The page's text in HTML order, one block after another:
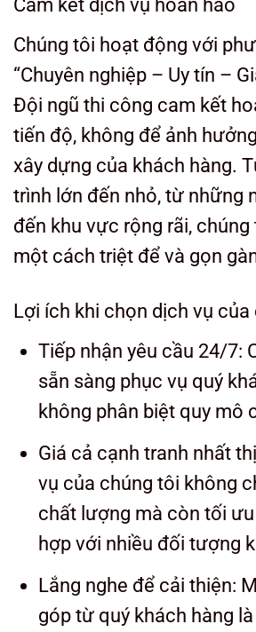
Cam kết dịch vụ hoàn hảo
Chúng tôi hoạt động với
“Chuyên nghiệp – Uy tín –
Đội ngũ thi công cam kết
tiến độ, không để ảnh
xây dựng của khách hàng.
trình lớn đến nhỏ, từ những
đến khu vực rộng rãi,
một cách triệt để và gọn
Lợi ích khi chọn dịch vụ của
Tiếp nhận yêu cầu 24/7:
sẵn sàng phục vụ quý
không phân biệt quy mô
Giá cả cạnh tranh nhất
vụ của chúng tôi không
chất lượng mà còn tối ưu
hợp với nhiều đối tượng
Lắng nghe để cải thiện:
góp từ quý khách hàng